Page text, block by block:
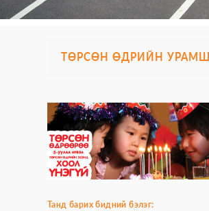
ТӨРСӨН ӨДРИЙН
Танд барих бидний бэлэг: